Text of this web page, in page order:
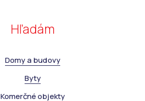
Hľadám
Domy a budovy
Byty
Komerčné objekty